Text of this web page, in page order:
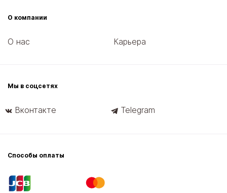
О компании
О нас Карьера
Мы в соцсетях
Вконтакте Telegram
Способы оплаты